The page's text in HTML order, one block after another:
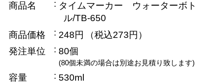
商品名
タイムマーカー ウォーターボト
ル/TB-650
商品価格
248円
（税込273円）
発注単位
80個
(80個未満の場合は別途お見積り致します)
容量
530ml